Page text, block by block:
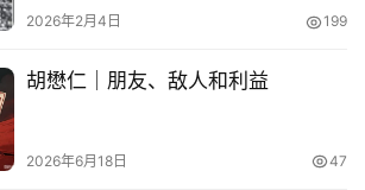
2026年2月4日 199
胡懋仁｜朋友、敌人和利益
2026年6月18日 47